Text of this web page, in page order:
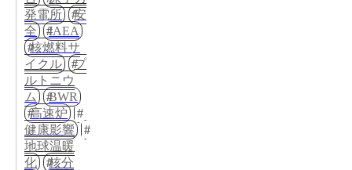
発電所
安
全
IAEA
核燃料サ
イクル
プ
ルトニウ
ム
BWR
高速炉
健康影響
地球温暖
化
核分